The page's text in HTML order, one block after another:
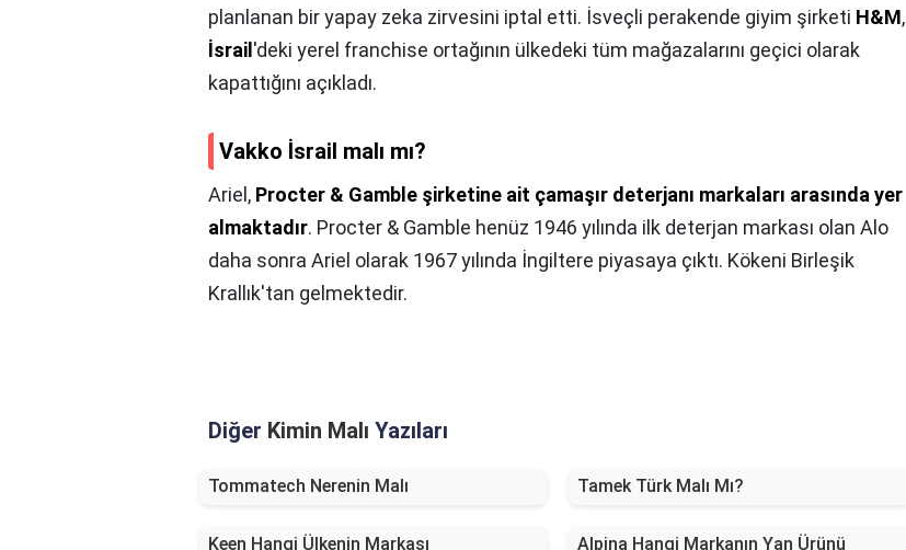
planlanan bir yapay zeka zirvesini iptal etti. İsveçli perakende giyim şirketi H&M,
İsrail 'deki yerel franchise ortağının ülkedeki tüm mağazalarını geçici olarak
kapattığını açıkladı.
Vakko İsrail malı mı?
Ariel, Procter & Gamble şirketine ait çamaşır deterjanı markaları arasında yer
almaktadır. Procter & Gamble henüz 1946 yılında ilk deterjan markası olan Alo
daha sonra Ariel olarak 1967 yılında İngiltere piyasaya çıktı. Kökeni Birleşik
Krallık'tan gelmektedir.
Diğer Kimin Malı Yazıları
Tommatech Nerenin Malı Tamek Türk Malı Mı?
Keen Hangi Ülkenin Markası Alpina Hangi Markanın Yan Ürünü